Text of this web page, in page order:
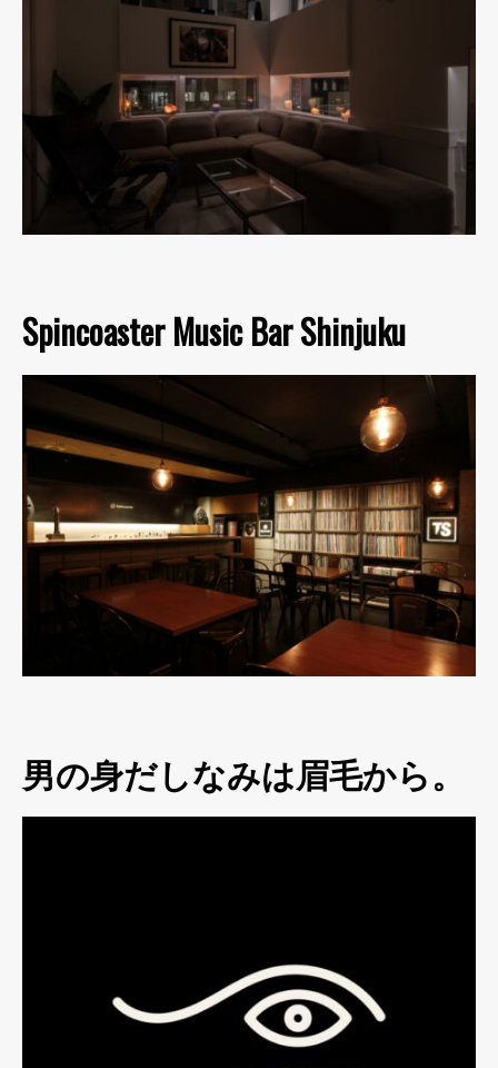
Spincoaster Music Bar Shinjuku
男の身だしなみは眉毛から。